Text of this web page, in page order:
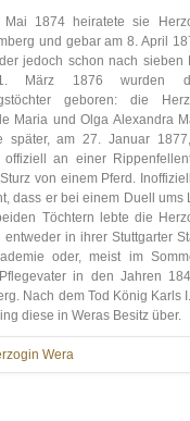
1874 heiratete sie
und gebar am 8. April
jedoch schon nach sieben
März 1876 wurden
geboren: die
Maria und Olga Alexandra
später, am 27. Januar
offiziell an einer
von einem Pferd.
dass er bei einem Duell ums
Töchtern lebte die
entweder in ihrer Stuttgarter
oder, meist im
in den Jahren
Nach dem Tod König Karls
diese in Weras Besitz über.